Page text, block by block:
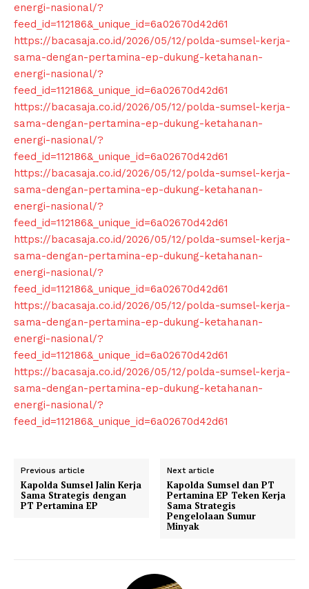
SUBSCRIBE NOW
Company
About
Contact us
Subscription Plans
My account
Klinik Gigi
Klinik Gigi Surabaya
Klinik Gigi Terdekat
Klinik Gigi terbaik
energi-nasional/?
feed_id=112186&_unique_id=6a02670d42d61
https://bacasaja.co.id/2026/05/12/polda-sumsel-kerja-
sama-dengan-pertamina-ep-dukung-ketahanan-
energi-nasional/?
feed_id=112186&_unique_id=6a02670d42d61
https://bacasaja.co.id/2026/05/12/polda-sumsel-kerja-
sama-dengan-pertamina-ep-dukung-ketahanan-
energi-nasional/?
feed_id=112186&_unique_id=6a02670d42d61
https://bacasaja.co.id/2026/05/12/polda-sumsel-kerja-
sama-dengan-pertamina-ep-dukung-ketahanan-
energi-nasional/?
feed_id=112186&_unique_id=6a02670d42d61
https://bacasaja.co.id/2026/05/12/polda-sumsel-kerja-
sama-dengan-pertamina-ep-dukung-ketahanan-
energi-nasional/?
feed_id=112186&_unique_id=6a02670d42d61
https://bacasaja.co.id/2026/05/12/polda-sumsel-kerja-
sama-dengan-pertamina-ep-dukung-ketahanan-
energi-nasional/?
feed_id=112186&_unique_id=6a02670d42d61
https://bacasaja.co.id/2026/05/12/polda-sumsel-kerja-
sama-dengan-pertamina-ep-dukung-ketahanan-
energi-nasional/?
feed_id=112186&_unique_id=6a02670d42d61
Previous article
Kapolda Sumsel Jalin Kerja
Sama Strategis dengan
PT Pertamina EP
Next article
Kapolda Sumsel dan PT
Pertamina EP Teken Kerja
Sama Strategis
Pengelolaan Sumur
Minyak